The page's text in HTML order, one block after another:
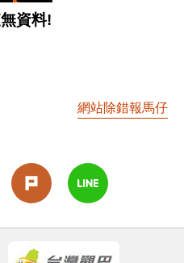
資料!
網站除錯報馬仔